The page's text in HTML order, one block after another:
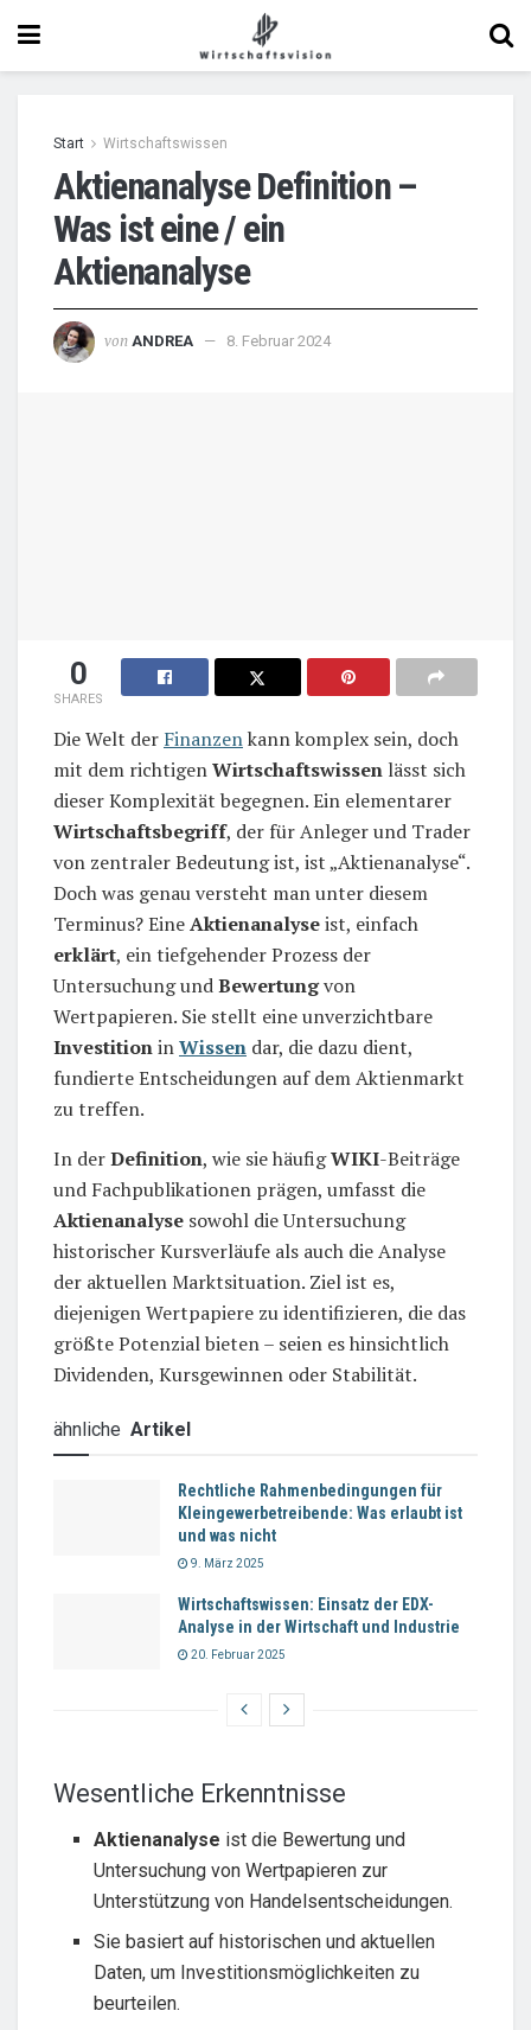
Start Wirtschaftswissen
Aktienanalyse Definition –
Was ist eine / ein
Aktienanalyse
von ANDREA 8. Februar 2024
0
SHARES
Die Welt der Finanzenkann komplex sein, doch
mit dem richtigenWirtschaftswissen lässt sich
dieser Komplexität begegnen. Ein elementarer
Wirtschaftsbegriff, der für Anleger und Trader
von zentraler Bedeutung ist, ist „Aktienanalyse“.
Doch was genau versteht man unter diesem
Terminus? EineAktienanalyseist, einfach
erklärt, ein tiefgehender Prozess der
Untersuchung undBewertungvon
Wertpapieren. Sie stellt eine unverzichtbare
InvestitioninWissen dar, die dazu dient,
fundierte Entscheidungen auf dem Aktienmarkt
zu treffen.
In derDefinition, wie sie häufigWIKI-Beiträge
und Fachpublikationen prägen, umfasst die
Aktienanalyse sowohl die Untersuchung
historischer Kursverläufe als auch die Analyse
der aktuellen Marktsituation. Ziel ist es,
diejenigen Wertpapiere zu identifizieren, die das
größte Potenzial bieten – seien es hinsichtlich
Dividenden, Kursgewinnen oder Stabilität.
ähnliche Artikel
Rechtliche Rahmenbedingungen für
Kleingewerbetreibende: Was erlaubt ist
und was nicht
9. März 2025
Wirtschaftswissen: Einsatz der EDX-
Analyse in der Wirtschaft und Industrie
20. Februar 2025
Wesentliche Erkenntnisse
Aktienanalyse ist die Bewertung und
Untersuchung von Wertpapieren zur
Unterstützung von Handelsentscheidungen.
Sie basiert auf historischen und aktuellen
Daten, um Investitionsmöglichkeiten zu
beurteilen.